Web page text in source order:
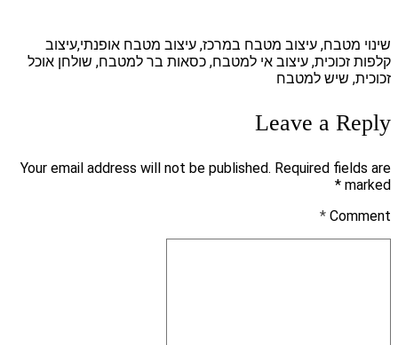
שינוי מטבח, עיצוב מטבח במרכז, עיצוב מטבח אופנתי,עיצוב
קלפות זכוכית, עיצוב אי למטבח, כסאות בר למטבח, שולחן אוכל
זכוכית, שיש למטבח
Leave a Reply
Your email address will not be published. Required fields are
marked *
Comment
*